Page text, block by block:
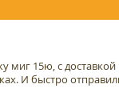
миг 15ю, с
И быстро